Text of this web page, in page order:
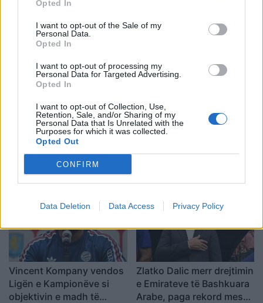
Opted In
I want to opt-out of the Sale of my
Personal Data.
Opted In
I want to opt-out of processing my
Personal Data for Targeted Advertising.
Opted In
I want to opt-out of Collection, Use,
Retention, Sale, and/or Sharing of my
Personal Data that Is Unrelated with the
Purposes for which it was collected.
Opted Out
CONFIRM
Data Deletion Data Access Privacy Policy
Kotobelli pas ndryshimit
të planeve
firmos si transferimi më i
shtrenjtë në historinë e
Teuta ndahet nga kapiteni
Blerim Kotobelli në kulmin
e merkatos
Camavinga jashtë planeve
Real Madridit
Vincent Kompany vendos
Ligën e Kampionëve si
objektivin e madh të
Zlatko Dalic merr drejtimin
e Emirateve të Bashkuara
Arabe, paga rekord mes